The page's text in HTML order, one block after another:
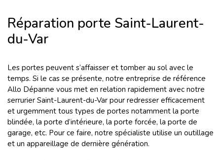
Réparation porte Saint-Laurent-
du-Var
Les portes peuvent s’affaisser et tomber au sol avec le
temps. Si le cas se présente, notre entreprise de référence
Allo Dépanne vous met en relation rapidement avec notre
serrurier Saint-Laurent-du-Var pour redresser efficacement
et urgemment tous types de portes notamment la porte
blindée, la porte d’intérieure, la porte forcée, la porte de
garage, etc. Pour ce faire, notre spécialiste utilise un outillage
et un appareillage de dernière génération.